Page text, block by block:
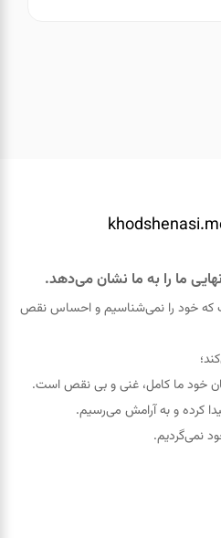
ما را به ما نشان می‌دهد.
خود را نمی‌شناسیم و احساس نقص
خود ما کامل، غنی و بی نقص است.
کرده و به آرامش می‌رسیم.
نمی‌گردیم.